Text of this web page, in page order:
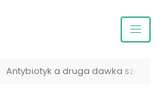
Antybiotyk a druga dawka